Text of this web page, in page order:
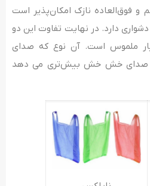
فوق‌العاده نازک امکان‌پذیر است
دشواری دارد. در نهایت تفاوت این دو
ملموس است. آن نوع که صدای
که صدای خش خش بیش‌تری می دهد